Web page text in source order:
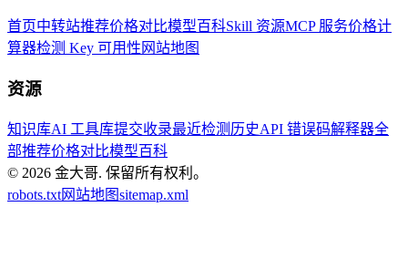
首页中转站推荐价格对比模型百科Skill 资源MCP 服务价格计
算器检测 Key 可用性 网站地图
资源
知识库AI 工具库提交收录最近检测历史API 错误码解释器全
部推荐价格对比模型百科
© 2026 金大哥. 保留所有权利。
robots.txt网站地图sitemap.xml